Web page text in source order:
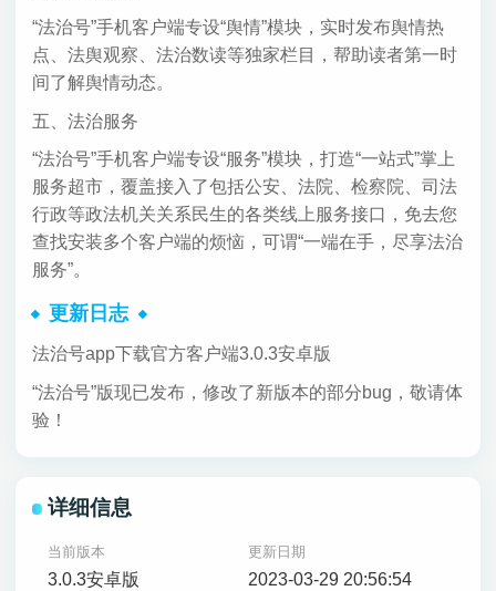
“法治号”手机客户端专设“舆情”模块，实时发布舆情热
点、法舆观察、法治数读等独家栏目，帮助读者第一时
间了解舆情动态。
五、法治服务
“法治号”手机客户端专设“服务”模块，打造“一站式”掌上
服务超市，覆盖接入了包括公安、法院、检察院、司法
行政等政法机关关系民生的各类线上服务接口，免去您
查找安装多个客户端的烦恼，可谓“一端在手，尽享法治
服务”。
更新日志
法治号app下载官方客户端3.0.3安卓版
“法治号”版现已发布，修改了新版本的部分bug，敬请体
验！
详细信息
当前版本
3.0.3安卓版
更新日期
2023-03-29 20:56:54